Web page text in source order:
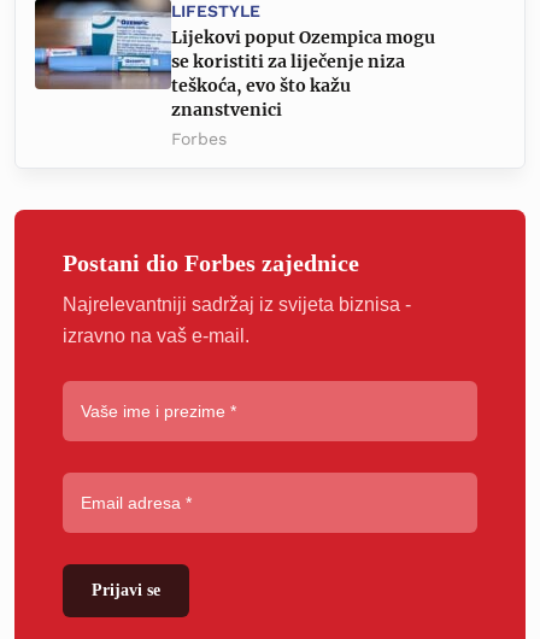
LIFESTYLE
Lijekovi poput Ozempica mogu
se koristiti za liječenje niza
teškoća, evo što kažu
znanstvenici
Forbes
Postani dio Forbes zajednice
Najrelevantniji sadržaj iz svijeta biznisa -
izravno na vaš e-mail.
Prijavi se